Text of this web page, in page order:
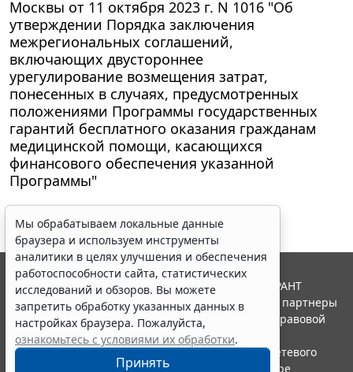
Москвы от 11 октября 2023 г. N 1016 "Об
утверждении Порядка заключения
межрегиональных соглашений,
включающих двустороннее
урегулирование возмещения затрат,
понесенных в случаях, предусмотренных
положениями Программы государственных
гарантий бесплатного оказания гражданам
медицинской помощи, касающихся
финансового обеспечения указанной
Программы"
Мы обрабатываем локальные данные
браузера и используем инструменты
аналитики в целях улучшения и обеспечения
работоспособности сайта, статистических
исследований и обзоров. Вы можете
запретить обработку указанных данных в
настройках браузера. Пожалуйста,
ознакомьтесь с условиями их обработки.
Принять
© ООО "НПП "ГАРАНТ-СЕРВИС", 2026. Система ГАРАНТ
выпускается с 1990 года. Компания "Гарант" и ее партнеры
являются участниками Российской ассоциации правовой
информации ГАРАНТ.
Портал ГАРАНТ.РУ зарегистрирован в качестве сетевого
издания Федеральной службой по надзору в сфере